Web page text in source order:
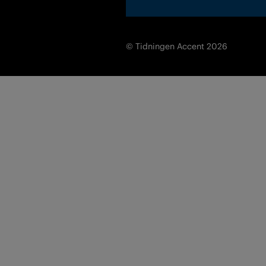
© Tidningen Accent 2026